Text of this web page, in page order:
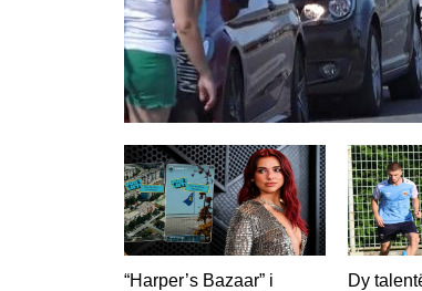
“Harper’s Bazaar” i
Dy